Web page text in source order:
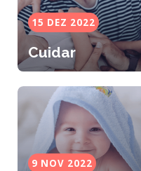
15 DEZ 2022
Cuidar
9 NOV 2022